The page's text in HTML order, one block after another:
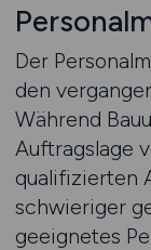
Der
den
Während
Auftragslage
qualifizierten
schwieriger
geeignetes